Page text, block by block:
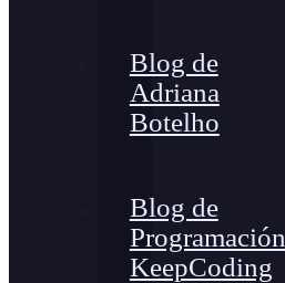
Blog de
Adriana
Botelho
Blog de
Programación
KeepCoding